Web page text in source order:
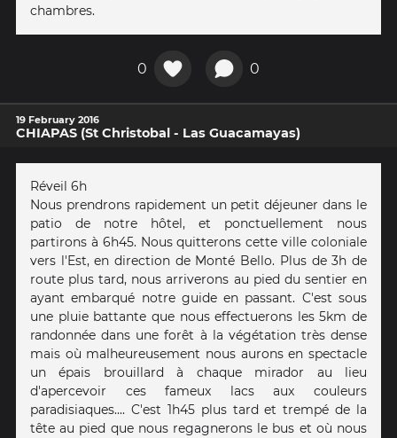
chambres.
0 0
19 February 2016
CHIAPAS (St Christobal - Las Guacamayas)
Réveil 6h
Nous prendrons rapidement un petit déjeuner dans le
patio de notre hôtel, et ponctuellement nous
partirons à 6h45. Nous quitterons cette ville coloniale
vers l'Est, en direction de Monté Bello. Plus de 3h de
route plus tard, nous arriverons au pied du sentier en
ayant embarqué notre guide en passant. C'est sous
une pluie battante que nous effectuerons les 5km de
randonnée dans une forêt à la végétation très dense
mais où malheureusement nous aurons en spectacle
un épais brouillard à chaque mirador au lieu
d'apercevoir ces fameux lacs aux couleurs
paradisiaques.... C'est 1h45 plus tard et trempé de la
tête au pied que nous regagnerons le bus et où nous